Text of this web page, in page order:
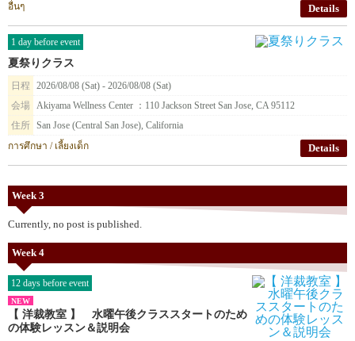
อื่นๆ
Details
1 day before event
夏祭りクラス
日程
2026/08/08 (Sat) - 2026/08/08 (Sat)
会場 Akiyama Wellness Center ：110 Jackson Street San Jose, CA 95112
住所 San Jose (Central San Jose), California
การศึกษา / เลี้ยงเด็ก
Details
Week 3
Currently, no post is published.
Week 4
12 days before event
NEW
【 洋裁教室 】 水曜午後クラススタートのため
の体験レッスン＆説明会